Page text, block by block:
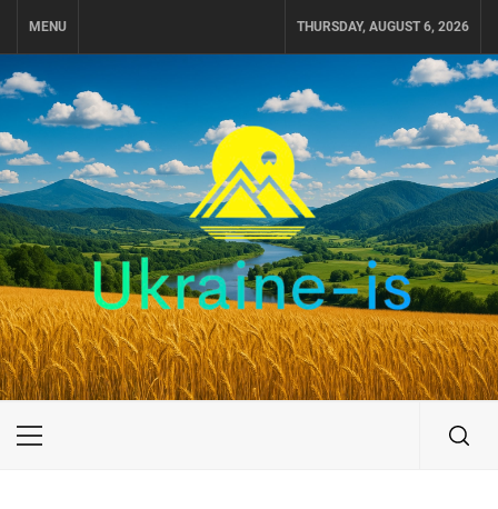
MENU THURSDAY, AUGUST 6, 2026
UKRAINE-IS
ПОДОРОЖI ПО УКРАЇНІ
Primary